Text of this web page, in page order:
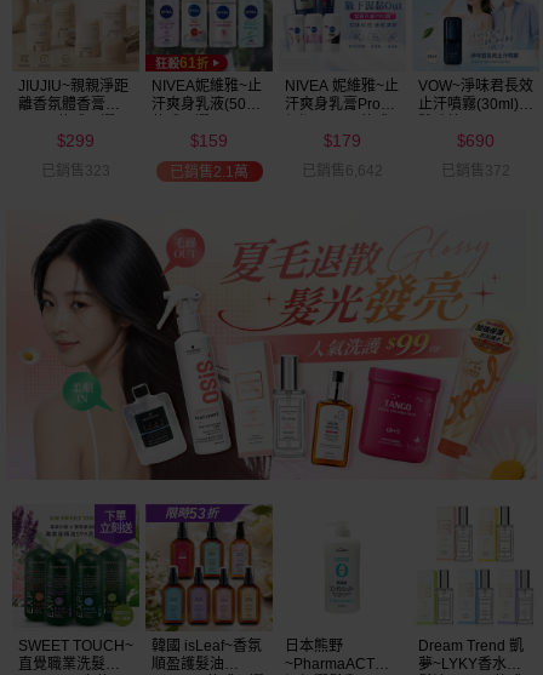
JIUJIU~親親淨距
離香氛體香膏
$299
已銷售323
NIVEA妮維雅~止
汗爽身乳液(50ml)
$159
已銷售2.1萬
NIVEA 妮維雅~止
汗爽身乳膏Pro升
$179
已銷售6,642
VOW~淨味君長效
止汗噴霧(30ml)
$690
已銷售372
SWEET TOUCH~
直覺職業洗髮精
韓國 isLeaf~香氛
順盈護髮油
日本熊野
~PharmaACT無
Dream Trend 凱
夢~LYKY香水護